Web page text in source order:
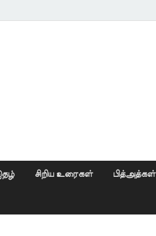
சிறிய உரைகள் பித்அத்கள்